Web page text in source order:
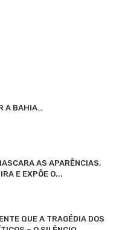
A BAHIA…
AS APARÊNCIAS,
E EXPÕE O...
QUE A TRAGÉDIA DOS